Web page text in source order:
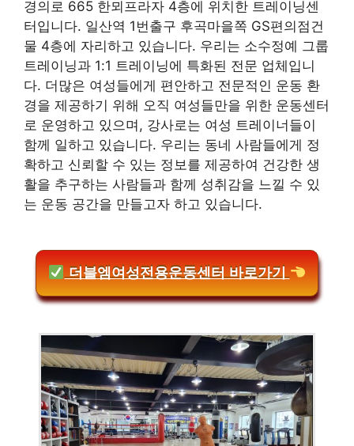
경의로 665 한뫼프라자 4층에 위치한 트레이닝센
터입니다. 일산역 1번출구 후곡마을쪽 GS편의점건
물 4층에 자리하고 있습니다. 우리는 소수정예 그룹
트레이닝과 1:1 트레이닝에 특화된 전문 업체입니
다. 더많은 여성들에게 편안하고 전문적인 운동 환
경을 제공하기 위해 오직 여성들만을 위한 운동센터
로 운영하고 있으며, 강사로는 여성 트레이너들이
함께 일하고 있습니다. 우리는 동네 사람들에게 정
확하고 신뢰할 수 있는 정보를 제공하여 건강한 생
활을 추구하는 사람들과 함께 성취감을 느낄 수 있
는 운동 공간을 만들고자 하고 있습니다.
더블엠여성전용운동센터 바로가기